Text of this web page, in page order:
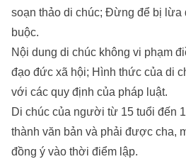
soạn thảo di chúc; Đừng để bị lừa
buộc.
Nội dung di chúc không vi phạm
đạo đức xã hội; Hình thức của di
với các quy định của pháp luật.
Di chúc của người từ 15 tuổi đến
thành văn bản và phải được cha,
đồng ý vào thời điểm lập.